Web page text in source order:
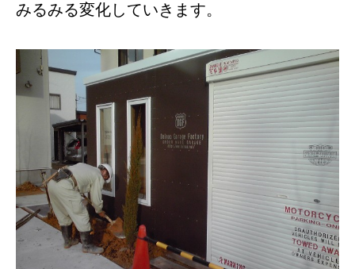
みるみる変化していきます。